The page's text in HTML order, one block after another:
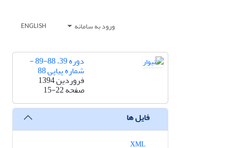
ورود به سامانه ENGLISH
دوره 39، 88-89 -
شماره پیاپی 88
فروردین 1394
صفحه15-22
فایل ها